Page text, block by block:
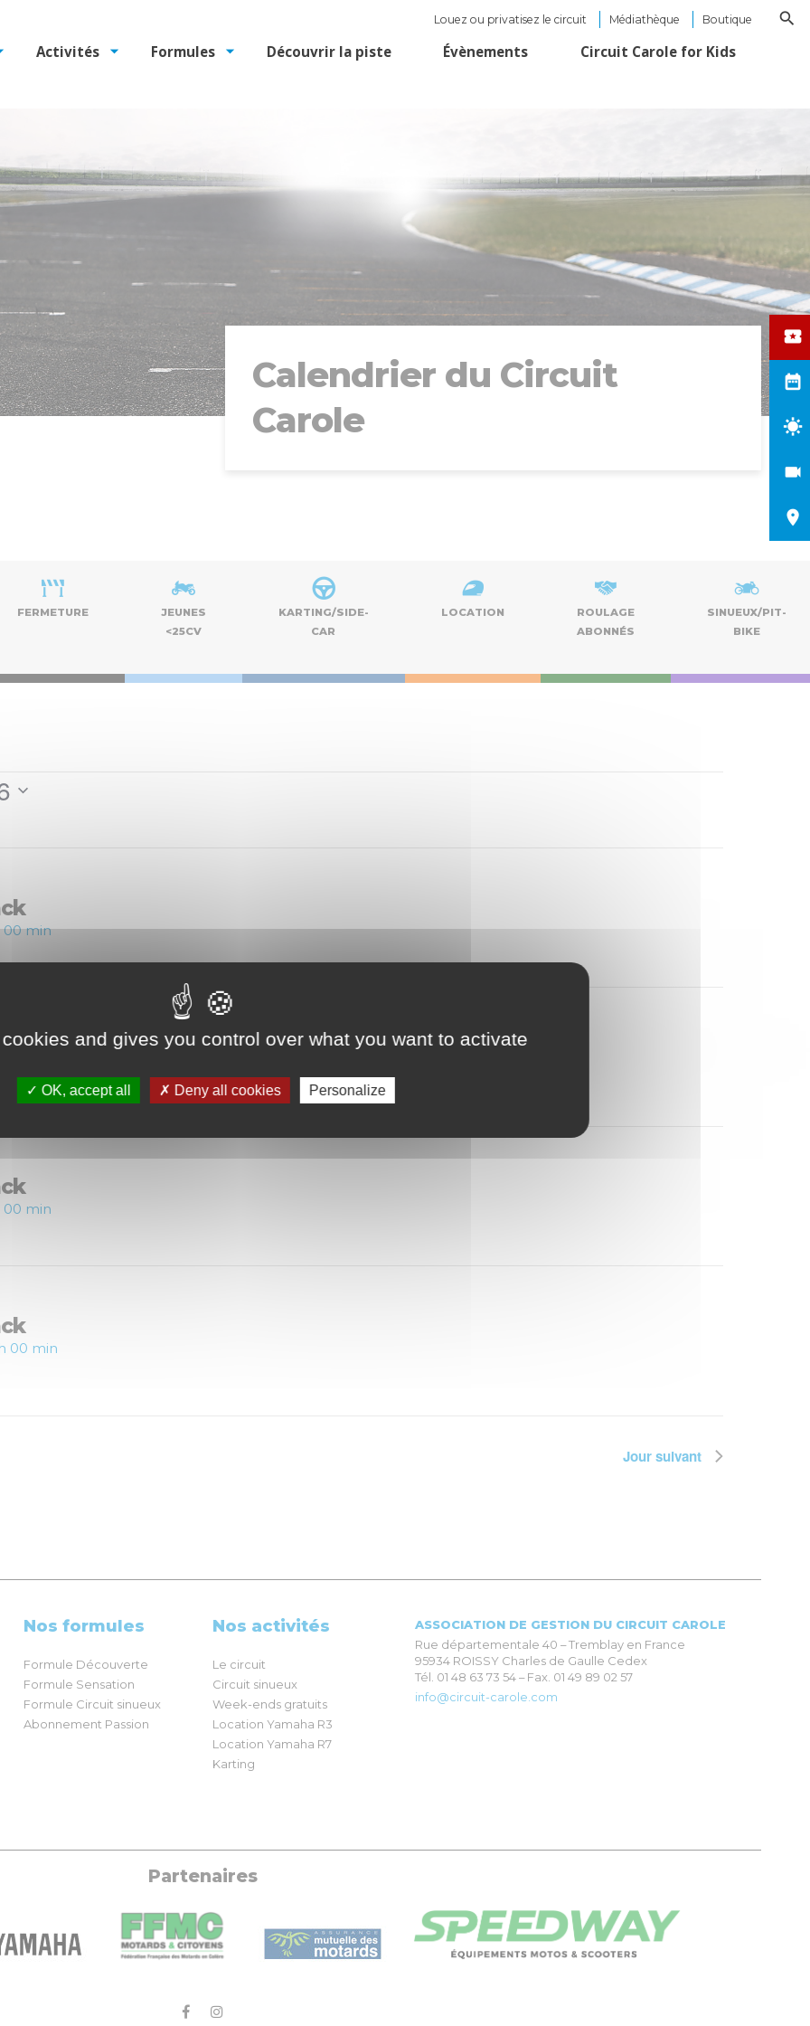
Louez ou privatisez le circuit Médiathèque Boutique
Activités Formules Découvrir la piste Évènements Circuit Carole for Kids
Calendrier du Circuit
Carole
FERMETURE
JEUNES
<25CV
KARTING/SIDE-
CAR
LOCATION
ROULAGE
ABONNÉS
SINUEUX/PIT-
BIKE
00 min
00 min
00 min
Jour suivant
Nos formules
Formule Découverte
Formule Sensation
Formule Circuit sinueux
Abonnement Passion
Nos activités
Le circuit
Circuit sinueux
Week-ends gratuits
Location Yamaha R3
Location Yamaha R7
Karting
ASSOCIATION DE GESTION DU CIRCUIT CAROLE
Rue départementale 40 – Tremblay en France
95934 ROISSY Charles de Gaulle Cedex
Tél. 01 48 63 73 54 – Fax. 01 49 89 02 57
info@circuit-carole.com
Partenaires
and gives you control over what you want to activate
OK, accept all Deny all cookies Personalize